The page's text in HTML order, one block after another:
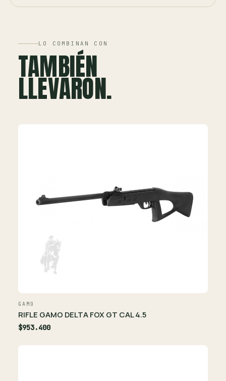
LO COMBINAN CON
TAMBIÉN
LLEVARON.
GAMO
RIFLE GAMO DELTA FOX GT CAL 4.5
$953.400